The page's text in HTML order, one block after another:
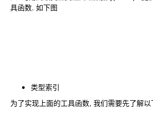
具函数. 如下图
类型索引
为了实现上面的工具函数, 我们需要先了解